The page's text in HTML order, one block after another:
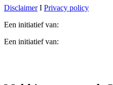
DisclaimerI Privacy policy
Een initiatief van:
Een initiatief van: